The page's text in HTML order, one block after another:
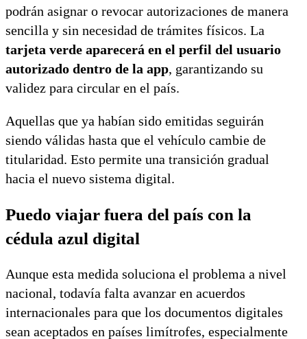
podrán asignar o revocar autorizaciones de manera
sencilla y sin necesidad de trámites físicos. La
tarjeta verde aparecerá en el perfil del usuario
autorizado dentro de la app, garantizando su
validez para circular en el país.
Aquellas que ya habían sido emitidas seguirán
siendo válidas hasta que el vehículo cambie de
titularidad. Esto permite una transición gradual
hacia el nuevo sistema digital.
Puedo viajar fuera del país con la
cédula azul digital
Aunque esta medida soluciona el problema a nivel
nacional, todavía falta avanzar en acuerdos
internacionales para que los documentos digitales
sean aceptados en países limítrofes, especialmente